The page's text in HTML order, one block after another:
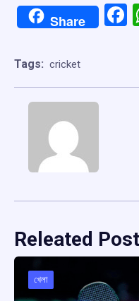
Share
Tags: cricket
Releated
খেলা